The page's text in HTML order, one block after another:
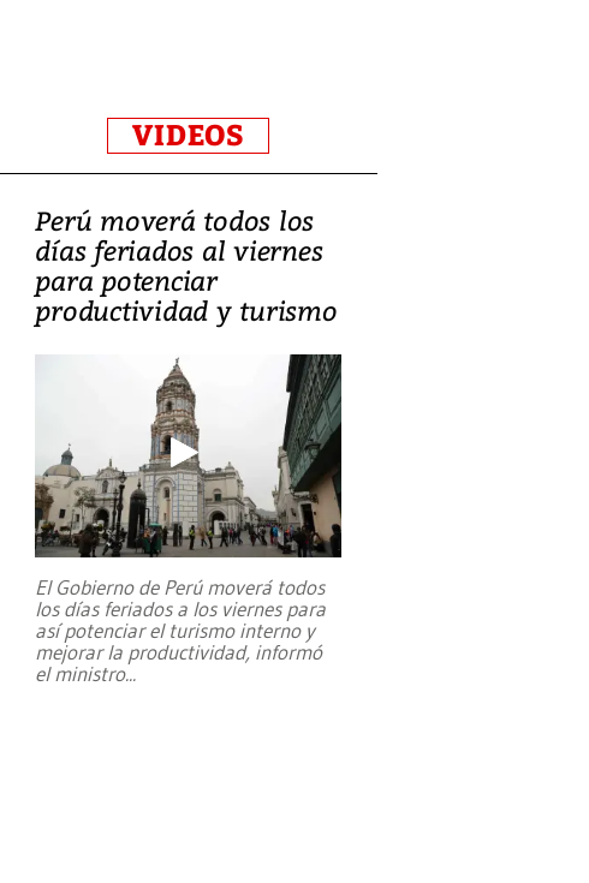
VIDEOS
Perú moverá todos los
días feriados al viernes
para potenciar
productividad y turismo
El Gobierno de Perú moverá todos
los días feriados a los viernes para
así potenciar el turismo interno y
mejorar la productividad, informó
el ministro...